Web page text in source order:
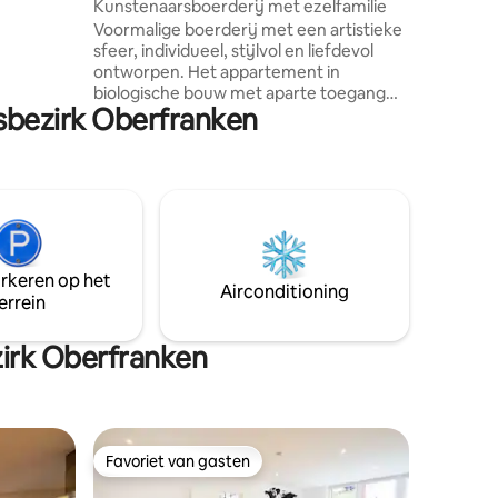
Kunstenaarsboerderij met ezelfamilie
Voormalige boerderij met een artistieke
sfeer, individueel, stijlvol en liefdevol
ontworpen. Het appartement in
biologische bouw met aparte toegang
via buitentrap met rooster. 2 kleine
slaapkamers, ontbijtkeuken en externe
kunnen op het terrein worden geboekt.
In het hart van het Fichtelgebergte, een
goede uitvalsbasis voor wandel- en
Oberfranken
op het
Airconditioning
Oberfranken
Favoriet van gasten
Favoriet van gasten